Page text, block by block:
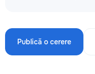
Publică o cerere